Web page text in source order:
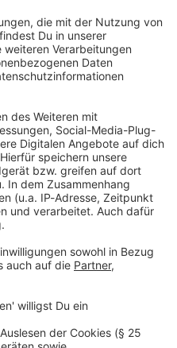
etwas sagen?
dpa:260630-930-311076/4